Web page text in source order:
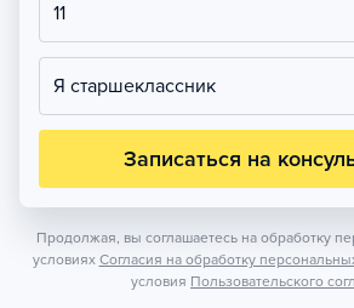
11
Я старшеклассник
Записаться на
Продолжая, вы соглашаетесь на обработку
условиях Согласия на обработку
условия Пользовательского